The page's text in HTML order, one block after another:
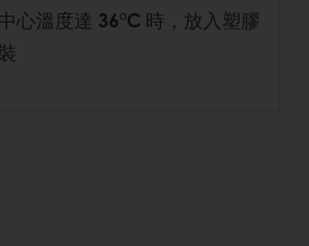
心溫度達 36°C 時，放入塑膠